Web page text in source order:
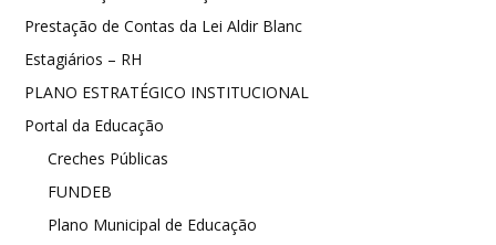
Prestação de Contas da Lei Aldir Blanc
Estagiários – RH
PLANO ESTRATÉGICO INSTITUCIONAL
Portal da Educação
Creches Públicas
FUNDEB
Plano Municipal de Educação